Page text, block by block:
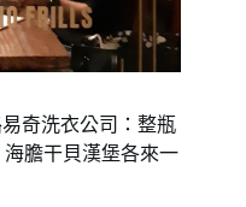
奇洗衣公司：整瓶
膽干貝漢堡各來一